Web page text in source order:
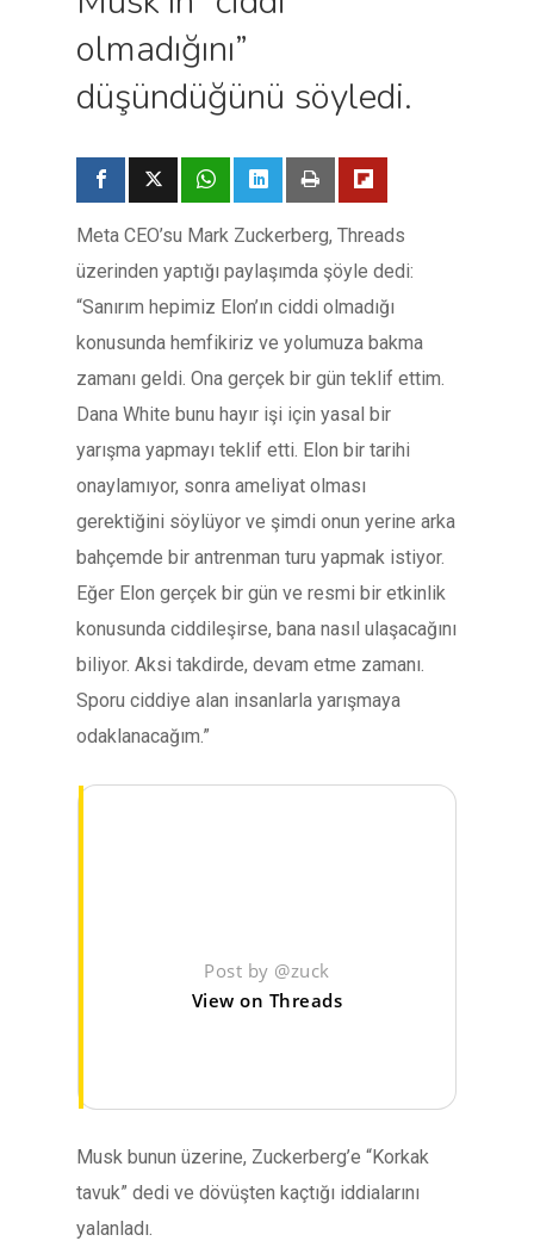
olmadığını”
düşündüğünü söyledi.
Meta CEO’su Mark Zuckerberg, Threads
üzerinden yaptığı paylaşımda şöyle dedi:
“Sanırım hepimiz Elon’ın ciddi olmadığı
konusunda hemfikiriz ve yolumuza bakma
zamanı geldi. Ona gerçek bir gün teklif ettim.
Dana White bunu hayır işi için yasal bir
yarışma yapmayı teklif etti. Elon bir tarihi
onaylamıyor, sonra ameliyat olması
gerektiğini söylüyor ve şimdi onun yerine arka
bahçemde bir antrenman turu yapmak istiyor.
Eğer Elon gerçek bir gün ve resmi bir etkinlik
konusunda ciddileşirse, bana nasıl ulaşacağını
biliyor. Aksi takdirde, devam etme zamanı.
Sporu ciddiye alan insanlarla yarışmaya
odaklanacağım.”
Post by @zuck
View on Threads
Musk bunun üzerine, Zuckerberg’e “Korkak
tavuk” dedi ve dövüşten kaçtığı iddialarını
yalanladı.